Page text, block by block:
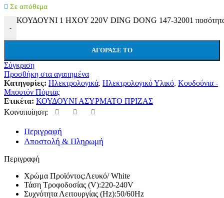
Σε απόθεμα
-
ΚΟΥΔΟΥΝΙ 1 ΗΧΟΥ 220V DING DONG 147-32001
ΑΓΌΡΑΣΕ ΤΟ
Σύγκριση
Προσθήκη στα αγαπημένα
Κατηγορίες: Ηλεκτρολογικά, Ηλεκτρολογικό Υλικό, Κουδούνια -
Μπουτόν Πόρτας
Ετικέτα: ΚΟΥΔΟΥΝΙ ΑΣΥΡΜΑΤΟ ΠΡΙΖΑΣ
Κοινοποίηση:
Περιγραφή
Αποστολή & Πληρωμή
Περιγραφή
Χρώμα Προϊόντος:Λευκό/ White
Τάση Τροφοδοσίας (V):220-240V
Συχνότητα Λειτουργίας (Hz):50/60Hz